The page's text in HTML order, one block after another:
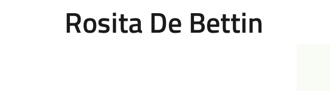
Rosita De Bettin